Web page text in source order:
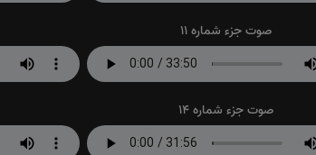
صوت جزء شماره 11
صوت جزء شماره 14